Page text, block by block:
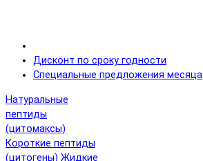
Дисконт по сроку годности
Специальные предложения месяца
Натуральные
пептиды
(цитомаксы)
Короткие пептиды
(цитогены) Жидкие